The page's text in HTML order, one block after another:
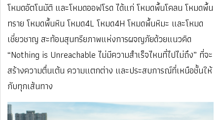
โหมดอัตโนมัติ และโหมดออฟโรด ได้แก่ โหมดพื้นโคลน โหมดพื้น
ทราย โหมดพื้นหิน โหมด4L โหมด4H โหมดพื้นหิมะ และโหมด
เชี่ยวชาญ สะท้อนสุนทรียภาพแห่งการผจญภัยด้วยแนวคิด
“Nothing is Unreachable ไม่มีความสำเร็จไหนที่ไปไม่ถึง” ที่จะ
สร้างความตื่นเต้น ความแตกต่าง และประสบการณ์ที่เหนือชั้นให้
กับทุกเส้นทาง